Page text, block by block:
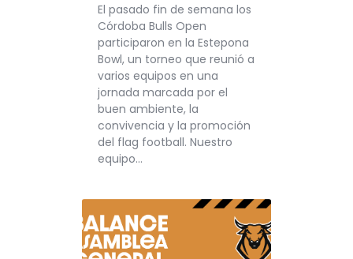
El pasado fin de semana los
Córdoba Bulls Open
participaron en la Estepona
Bowl, un torneo que reunió a
varios equipos en una
jornada marcada por el
buen ambiente, la
convivencia y la promoción
del flag football. Nuestro
equipo…